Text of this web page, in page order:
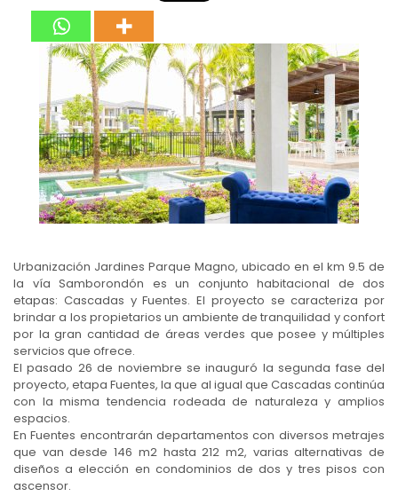
Urbanización Jardines Parque Magno, ubicado en el km 9.5 de
la vía Samborondón es un conjunto habitacional de dos
etapas: Cascadas y Fuentes. El proyecto se caracteriza por
brindar a los propietarios un ambiente de tranquilidad y confort
por la gran cantidad de áreas verdes que posee y múltiples
servicios que ofrece.
El pasado 26 de noviembre se inauguró la segunda fase del
proyecto, etapa Fuentes, la que al igual que Cascadas continúa
con la misma tendencia rodeada de naturaleza y amplios
espacios.
En Fuentes encontrarán departamentos con diversos metrajes
que van desde 146 m2 hasta 212 m2, varias alternativas de
diseños a elección en condominios de dos y tres pisos con
ascensor.